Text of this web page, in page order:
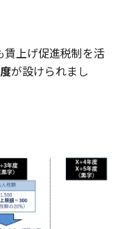
賃上げ促進税制を活
が設けられまし